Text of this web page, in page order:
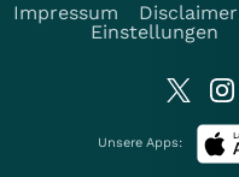
Impressum
Disclaimer
Einstellungen
Unsere Apps: